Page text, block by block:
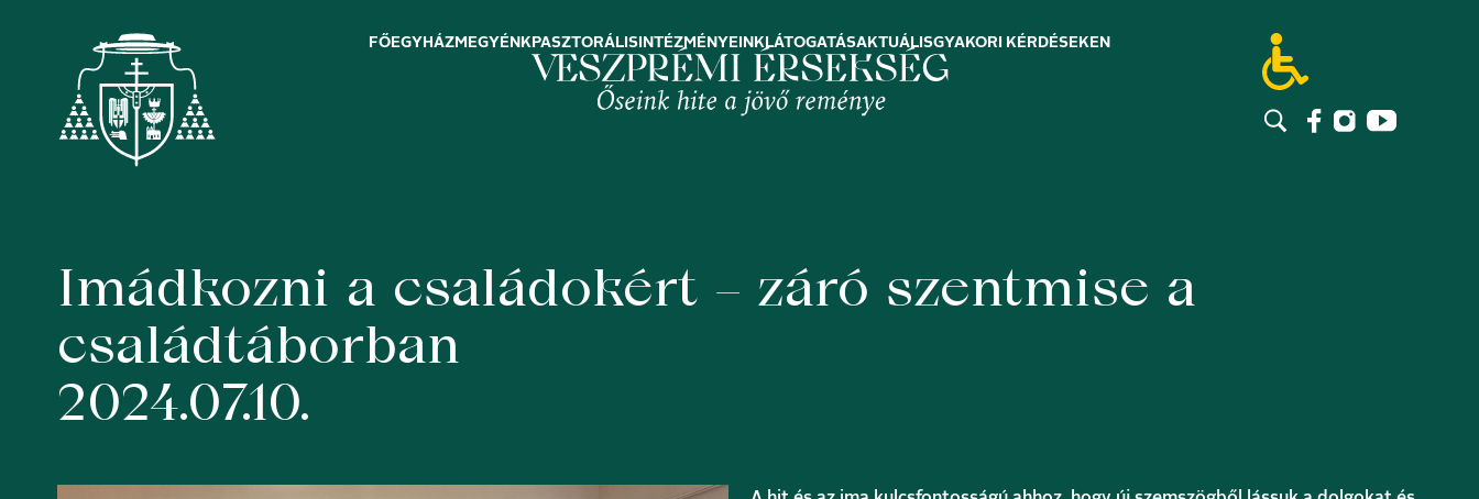
FŐEGYHÁZMEGYÉNK PASZTORÁLIS INTÉZMÉNYEINK LÁTOGATÁSAKTUÁLISGYAKORI KÉRDÉSEK EN
Imádkozni a családokért – záró szentmise a
családtáborban
2024.07.10.